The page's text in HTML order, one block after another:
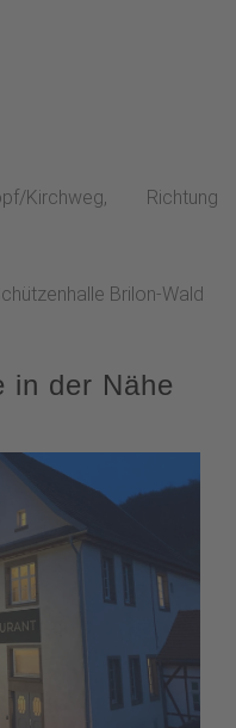
Kirchweg, Richtung
Brilon-Wald
in der Nähe